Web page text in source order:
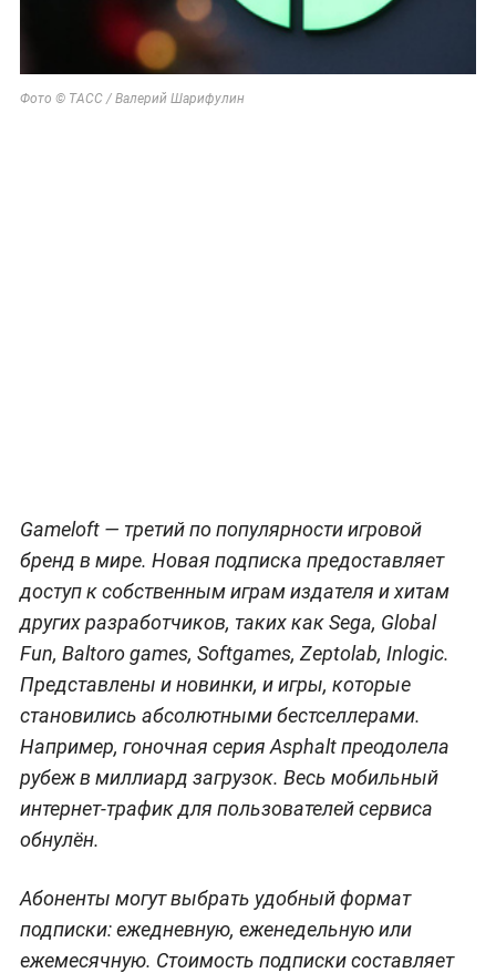
Фото © ТАСС / Валерий Шарифулин
Gameloft — третий по популярности игровой
бренд в мире. Новая подписка предоставляет
доступ к собственным играм издателя и хитам
других разработчиков, таких как Sega, Global
Fun, Baltoro games, Softgames, Zeptolab, Inlogic.
Представлены и новинки, и игры, которые
становились абсолютными бестселлерами.
Например, гоночная серия Asphalt преодолела
рубеж в миллиард загрузок. Весь мобильный
интернет-трафик для пользователей сервиса
обнулён.
Абоненты могут выбрать удобный формат
подписки: ежедневную, еженедельную или
ежемесячную. Стоимость подписки составляет